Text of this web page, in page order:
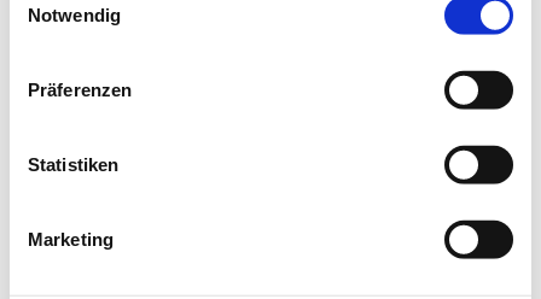
Notwendig
Präferenzen
Statistiken
Marketing
loadingjobninja.com
for more